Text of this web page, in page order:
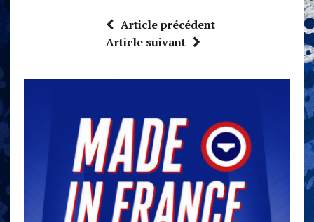
Article précédent
Article suivant